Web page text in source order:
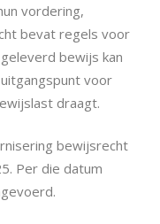
vordering,
bevat regels voor
bewijs kan
voor
draagt.
bewijsrecht
Per die datum